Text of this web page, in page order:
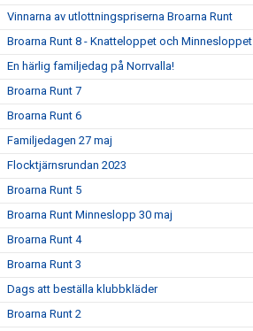
Vinnarna av utlottningspriserna Broarna Runt
Broarna Runt 8 - Knatteloppet och Minnesloppet
En härlig familjedag på Norrvalla!
Broarna Runt 7
Broarna Runt 6
Familjedagen 27 maj
Flocktjärnsrundan 2023
Broarna Runt 5
Broarna Runt Minneslopp 30 maj
Broarna Runt 4
Broarna Runt 3
Dags att beställa klubbkläder
Broarna Runt 2